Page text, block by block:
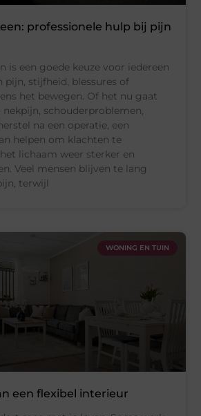
professionele hulp bij pijn
is een goede keuze voor iedereen
pijn, stijfheid, blessures of
het bewegen. Of het nu gaat
schouderproblemen,
na een operatie, een
helpen om klachten te
lichaam weer sterker en
Veel mensen blijven te lang
terwijl
WONING EN TUIN
een flexibel interieur